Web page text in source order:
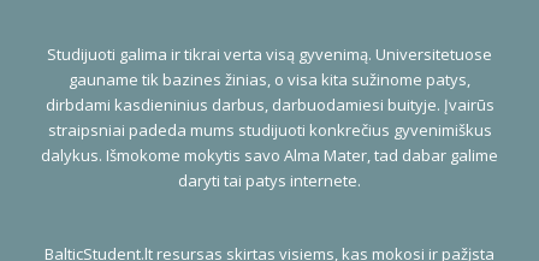
Studijuoti galima ir tikrai verta visą gyvenimą. Universitetuose
gauname tik bazines žinias, o visa kita sužinome patys,
dirbdami kasdieninius darbus, darbuodamiesi buityje. Įvairūs
straipsniai padeda mums studijuoti konkrečius gyvenimiškus
dalykus. Išmokome mokytis savo Alma Mater, tad dabar galime
daryti tai patys internete.
BalticStudent.lt resursas skirtas visiems, kas mokosi ir pažįsta